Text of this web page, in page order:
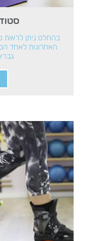
בהחלט ניתן לראות
האחרונות לאחד